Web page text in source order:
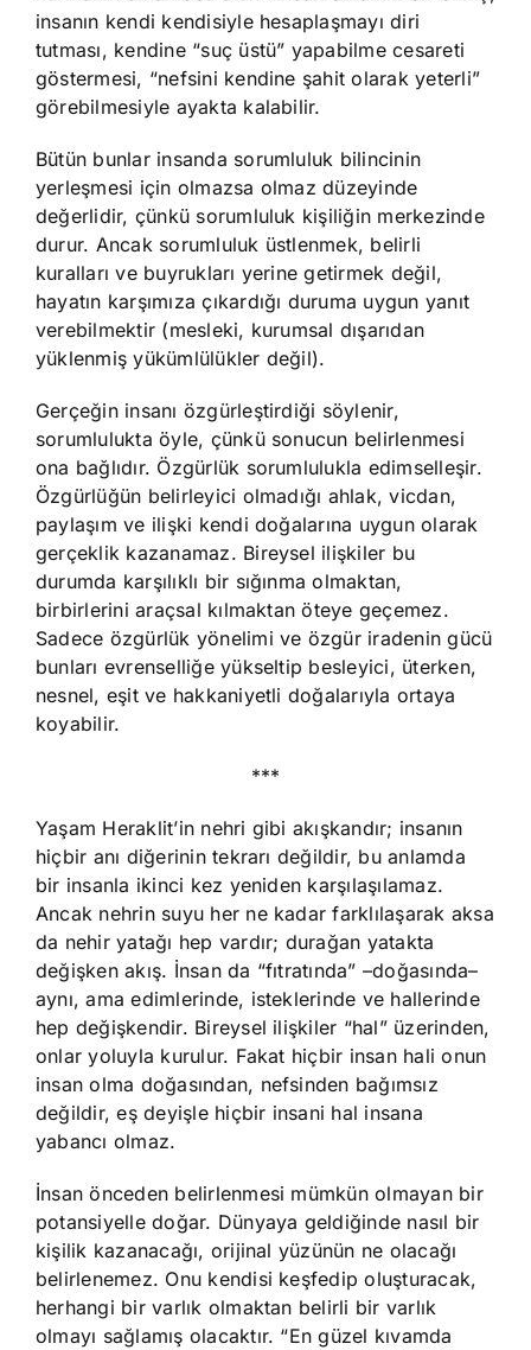
insanın kendi kendisiyle hesaplaşmayı diri
tutması, kendine “suç üstü” yapabilme cesareti
göstermesi, “nefsini kendine şahit olarak yeterli”
görebilmesiyle ayakta kalabilir.
Bütün bunlar insanda sorumluluk bilincinin
yerleşmesi için olmazsa olmaz düzeyinde
değerlidir, çünkü sorumluluk kişiliğin merkezinde
durur. Ancak sorumluluk üstlenmek, belirli
kuralları ve buyrukları yerine getirmek değil,
hayatın karşımıza çıkardığı duruma uygun yanıt
verebilmektir (mesleki, kurumsal dışarıdan
yüklenmiş yükümlülükler değil).
Gerçeğin insanı özgürleştirdiği söylenir,
sorumlulukta öyle, çünkü sonucun belirlenmesi
ona bağlıdır. Özgürlük sorumlulukla edimselleşir.
Özgürlüğün belirleyici olmadığı ahlak, vicdan,
paylaşım ve ilişki kendi doğalarına uygun olarak
gerçeklik kazanamaz. Bireysel ilişkiler bu
durumda karşılıklı bir sığınma olmaktan,
birbirlerini araçsal kılmaktan öteye geçemez.
Sadece özgürlük yönelimi ve özgür iradenin gücü
bunları evrenselliğe yükseltip besleyici, üterken,
nesnel, eşit ve hakkaniyetli doğalarıyla ortaya
koyabilir.
***
Yaşam Heraklit’in nehri gibi akışkandır; insanın
hiçbir anı diğerinin tekrarı değildir, bu anlamda
bir insanla ikinci kez yeniden karşılaşılamaz.
Ancak nehrin suyu her ne kadar farklılaşarak aksa
da nehir yatağı hep vardır; durağan yatakta
değişken akış. İnsan da “fıtratında” –doğasında–
aynı, ama edimlerinde, isteklerinde ve hallerinde
hep değişkendir. Bireysel ilişkiler “hal” üzerinden,
onlar yoluyla kurulur. Fakat hiçbir insan hali onun
insan olma doğasından, nefsinden bağımsız
değildir, eş deyişle hiçbir insani hal insana
yabancı olmaz.
İnsan önceden belirlenmesi mümkün olmayan bir
potansiyelle doğar. Dünyaya geldiğinde nasıl bir
kişilik kazanacağı, orijinal yüzünün ne olacağı
belirlenemez. Onu kendisi keşfedip oluşturacak,
herhangi bir varlık olmaktan belirli bir varlık
olmayı sağlamış olacaktır. “En güzel kıvamda